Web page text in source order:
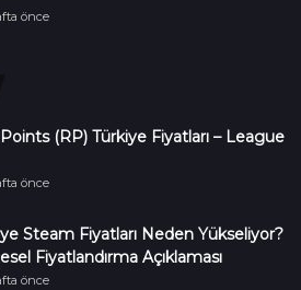
önce
(RP) Türkiye Fiyatları – League
önce
Steam Fiyatları Neden Yükseliyor?
Fiyatlandırma Açıklaması
önce